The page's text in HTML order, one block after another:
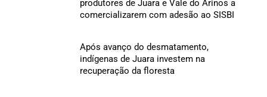
produtores de Juara e Vale do Arinos a
comercializarem com adesão ao SISBI
Após avanço do desmatamento,
indígenas de Juara investem na
recuperação da floresta